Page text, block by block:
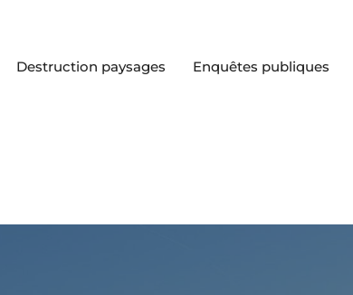
Destruction paysages Enquêtes publiques